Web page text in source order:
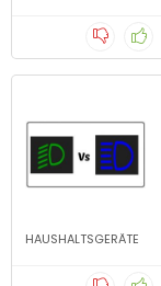
HAUSHALTSGERÄTE